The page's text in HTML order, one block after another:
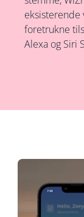
foretrukne
Alexa og Siri